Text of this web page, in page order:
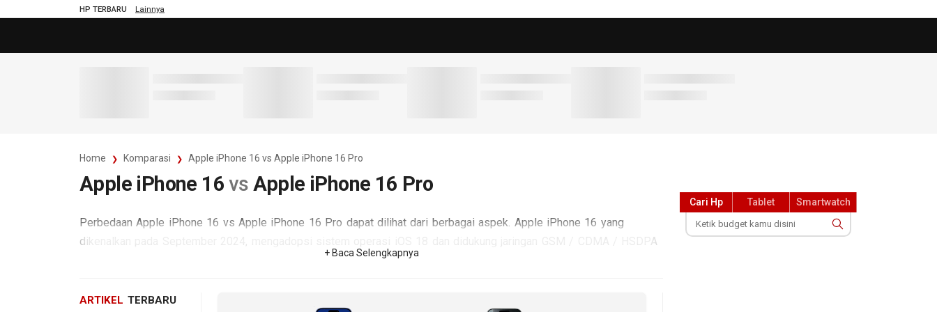
HP TERBARU Lainnya
Home Komparasi Apple iPhone 16 vs Apple iPhone 16 Pro
Apple iPhone 16 vs Apple iPhone 16 Pro
Perbedaan Apple iPhone 16 vs Apple iPhone 16 Pro dapat dilihat dari berbagai aspek. Apple iPhone 16 yang
dikenalkan pada September 2024, mengadopsi sistem operasi iOS 18 dan didukung jaringan GSM / CDMA / HSDPA
/ LTE / 5G. Sedangkan Apple iPhone 16 Pro yang diumumkan September 2024 ditopang OS iOS 18 dengan
+ Baca Selengkapnya
Cari Hp Tablet Smartwatch
ARTIKEL TERBARU